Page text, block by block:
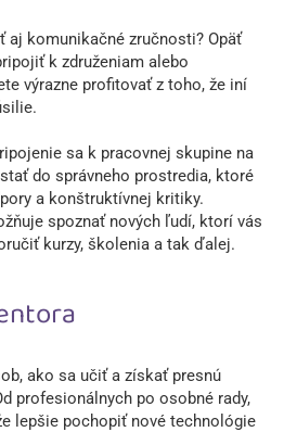
aj komunikačné zručnosti? Opäť
k združeniam alebo
výrazne profitovať z toho, že iní
sa k pracovnej skupine na
do správneho prostredia, ktoré
a konštruktívnej kritiky.
spoznať nových ľudí, ktorí vás
kurzy, školenia a tak ďalej.
ako sa učiť a získať presnú
profesionálnych po osobné rady,
lepšie pochopiť nové technológie